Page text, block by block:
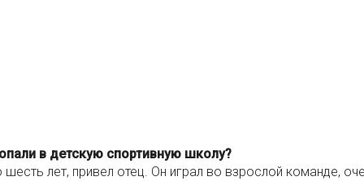
в детскую спортивную школу?
лет, привел отец. Он играл во взрослой команде,